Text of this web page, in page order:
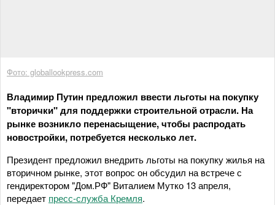
Фото: globallookpress.com
Владимир Путин предложил ввести льготы на покупку
"вторички" для поддержки строительной отрасли. На
рынке возникло перенасыщение, чтобы распродать
новостройки, потребуется несколько лет.
Президент предложил внедрить льготы на покупку жилья на
вторичном рынке, этот вопрос он обсудил на встрече с
гендиректором "Дом.РФ" Виталием Мутко 13 апреля,
передает пресс-служба Кремля.